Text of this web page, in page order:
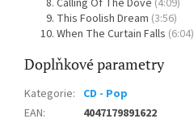
Calling Of The Dove (4:09)
This Foolish Dream (3:56)
When The Curtain Falls (6:04)
Doplňkové parametry
Kategorie: CD - Pop
EAN: 4047179891622